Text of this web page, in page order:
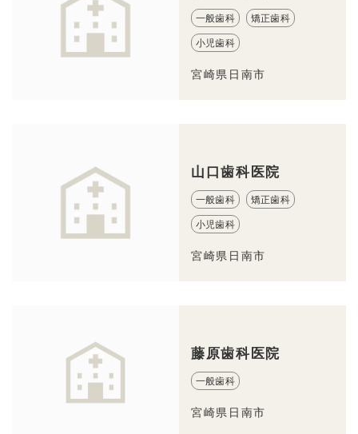
一般歯科 矯正歯科
小児歯科
宮崎県日南市
山口歯科医院
一般歯科 矯正歯科
小児歯科
宮崎県日南市
藤原歯科医院
一般歯科
宮崎県日南市